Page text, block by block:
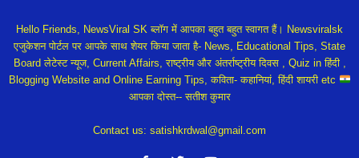
Hello Friends, NewsViral SK ब्लॉग में आपका बहुत बहुत स्वागत हैं। Newsviralsk
एजुकेशन पोर्टल पर आपके साथ शेयर किया जाता है- News, Educational Tips, State
Board लेटेस्ट न्यूज, Current Affairs, राष्ट्रीय और अंतर्राष्ट्रीय दिवस , Quiz in हिंदी ,
Blogging Website and Online Earning Tips, कविता- कहानियां, हिंदी शायरी etc
आपका दोस्त-- सतीश कुमार
Contact us: satishkrdwal@gmail.com